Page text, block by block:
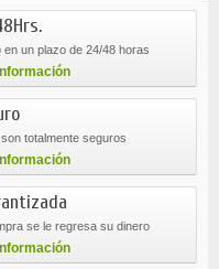
un plazo de 24/48 horas
totalmente seguros
se le regresa su dinero